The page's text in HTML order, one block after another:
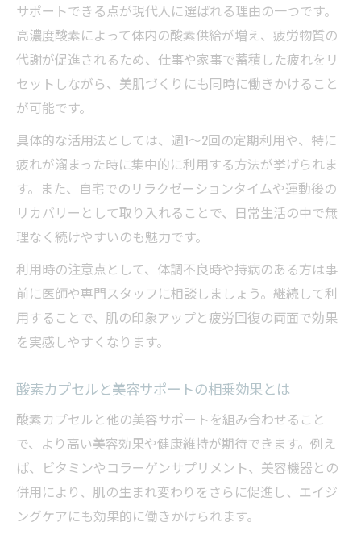
酸素カプセルがシワ改善に与える効果の最
新知見
くすみ解消に酸素カプセルを活用する新常
識
酸素カプセルで美肌サポートが進化する理
由
シワやくすみ対策に酸素カプセルが注目さ
れる背景
美容サポートとしての酸素カプセルの役割
とは
続けて分かる酸素カプセルの美容サポート力
酸素カプセル継続利用で実感する美容サポ
ート力
酸素カプセルと美容ケアの長期的な効果の
を実感
酸素カプセル利用を続けて得られる美肌の
酸素カプセルで毎日の美容習慣が変わる理
サポートできる点が現代人に選ばれる理由の一つです。
高濃度酸素によって体内の酸素供給が増え、疲労物質の
代謝が促進されるため、仕事や家事で蓄積した疲れをリ
セットしながら、美肌づくりにも同時に働きかけること
が可能です。
具体的な活用法としては、週1～2回の定期利用や、特に
疲れが溜まった時に集中的に利用する方法が挙げられま
す。また、自宅でのリラクゼーションタイムや運動後の
リカバリーとして取り入れることで、日常生活の中で無
理なく続けやすいのも魅力です。
利用時の注意点として、体調不良時や持病のある方は事
前に医師や専門スタッフに相談しましょう。継続して利
用することで、肌の印象アップと疲労回復の両面で効果
を実感しやすくなります。
酸素カプセルと美容サポートの相乗効果とは
酸素カプセルと他の美容サポートを組み合わせること
で、より高い美容効果や健康維持が期待できます。例え
ば、ビタミンやコラーゲンサプリメント、美容機器との
併用により、肌の生まれ変わりをさらに促進し、エイジ
ングケアにも効果的に働きかけられます。